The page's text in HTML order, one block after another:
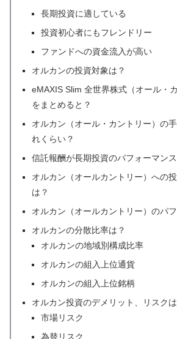
長期投資に適している
投資初心者にもフレンドリー
ファンドへの資金流入が高い
オルカンの投資対象は？
eMAXIS Slim 全世界株式（オール・
をまとめると？
オルカン（オール・カントリー）の
れくらい？
信託報酬が長期投資のパフォーマン
オルカン（オールカントリー）への
は？
オルカン（オールカントリー）のパ
オルカンの分散比率は？
オルカンの地域別構成比率
オルカンの組入上位通貨
オルカンの組入上位銘柄
オルカン投資のデメリット、リスクは
市場リスク
為替リスク